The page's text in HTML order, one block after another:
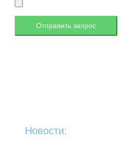
Новости: